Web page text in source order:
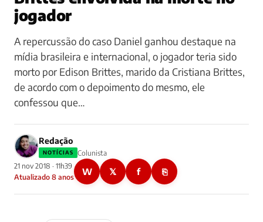
jogador
A repercussão do caso Daniel ganhou destaque na
mídia brasileira e internacional, o jogador teria sido
morto por Edison Brittes, marido da Cristiana Brittes,
de acordo com o depoimento do mesmo, ele
confessou que…
Redação
NOTÍCIAS
Colunista
21 nov 2018 · 11h39
Atualizado 8 anos
W 𝕏 f ⎘